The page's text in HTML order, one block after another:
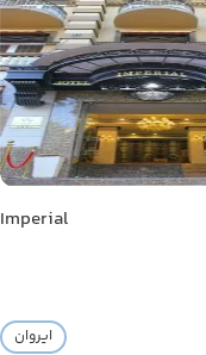
Imperial
ایروان